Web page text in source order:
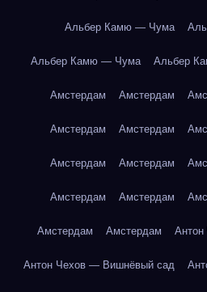
Альбер Камю — Чума
Альбер Камю — Чума Альбер
Амстердам Амстердам
Амстердам Амстердам
Амстердам Амстердам
Амстердам Амстердам
Амстердам Амстердам
Антон Чехов — Вишнёвый сад